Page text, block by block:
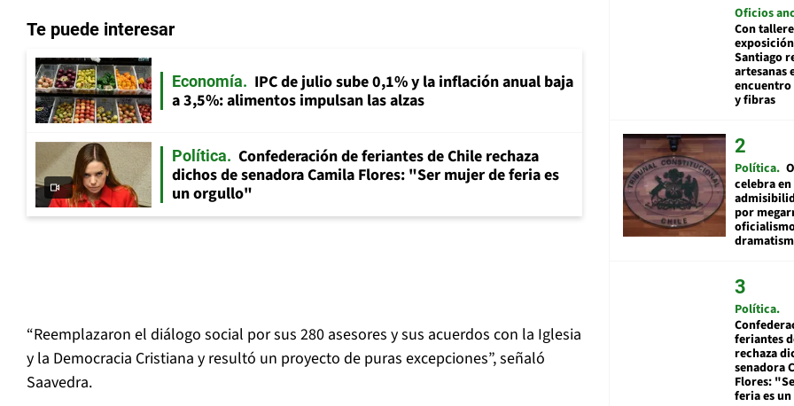
Te puede interesar
Economía
IPC de julio sube 0,1% y la inflación anual baja
a 3,5%: alimentos impulsan las alzas
Política
Confederación de feriantes de Chile rechaza
dichos de senadora Camila Flores: "Ser mujer de feria es
un orgullo"
“Reemplazaron el diálogo social por sus 280 asesores y sus acuerdos con la Iglesia
y la Democracia Cristiana y resultó un proyecto de puras excepciones”, señaló
Saavedra.
Oficios
Con
Santiago
artesanas
encuentro
y fibras
Política
celebra
por
Política
feriantes
rechaza
senadora
Flores:
feria es